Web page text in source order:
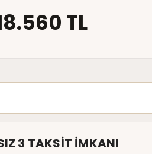
TL
3 TAKSİT İMKANI